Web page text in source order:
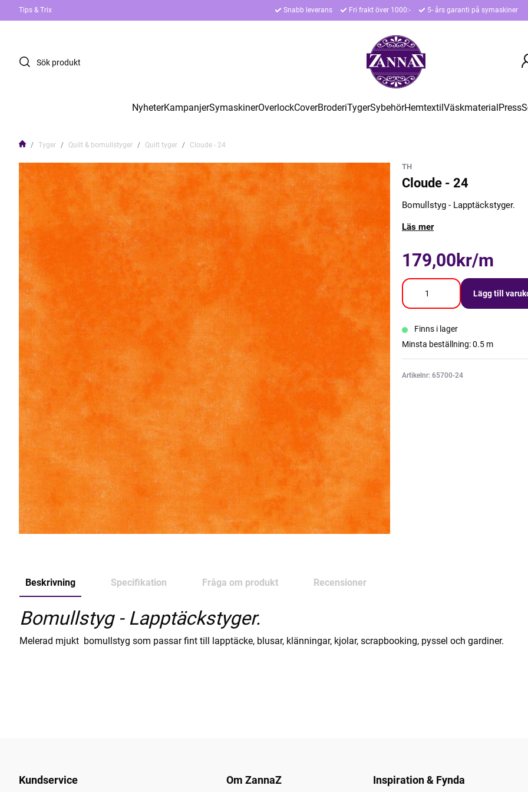
Tips & Trix Snabb leverans Fri frakt över 1000:- 5- års garanti på symaskiner
NyheterKampanjerSymaskinerOverlockCoverBroderiTygerSybehörHemtextilVäskmaterialPress
Tyger Quilt & bomullstyger Quilt tyger Cloude - 24
TH
Cloude - 24
Bomullstyg - Lapptäckstyger.
Läs mer
179,00kr/m
Lägg till
Finns i lager
Minsta beställning: 0.5 m
Artikelnr: 65700-24
Beskrivning Specifikation Fråga om produkt Recensioner
Bomullstyg - Lapptäckstyger.
Melerad mjukt bomullstyg som passar fint till lapptäcke, blusar, klänningar, kjolar, scrapbooking, pyssel och gardiner.
Kundservice Om ZannaZ Inspiration & Fynda